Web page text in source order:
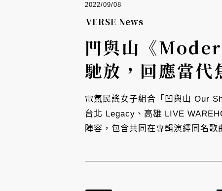
2022/09/08
VERSE News
凹與山《
馳放，回應當代
電氣民謠女子組合「凹與山 Our
台北 Legacy、高雄 LIVE
陣容，包含共同在專輯演繹同名